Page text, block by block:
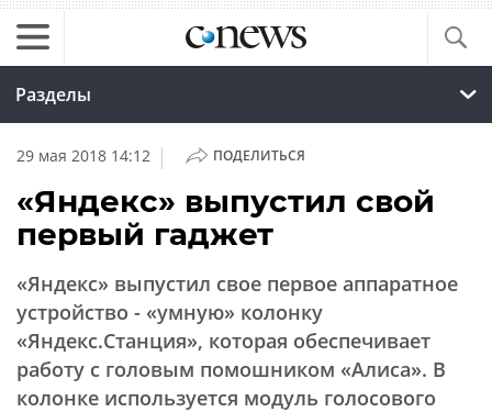
Разделы
29 мая 2018 14:12 | ПОДЕЛИТЬСЯ
«Яндекс» выпустил свой
первый гаджет
«Яндекс» выпустил свое первое аппаратное
устройство - «умную» колонку
«Яндекс.Станция», которая обеспечивает
работу с головым помошником «Алиса». В
колонке используется модуль голосового